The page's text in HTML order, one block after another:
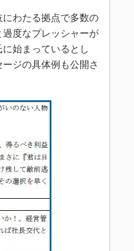
わたる拠点で多数の
度なプレッシャーが
始まっているとし
ジの具体例も公開さ